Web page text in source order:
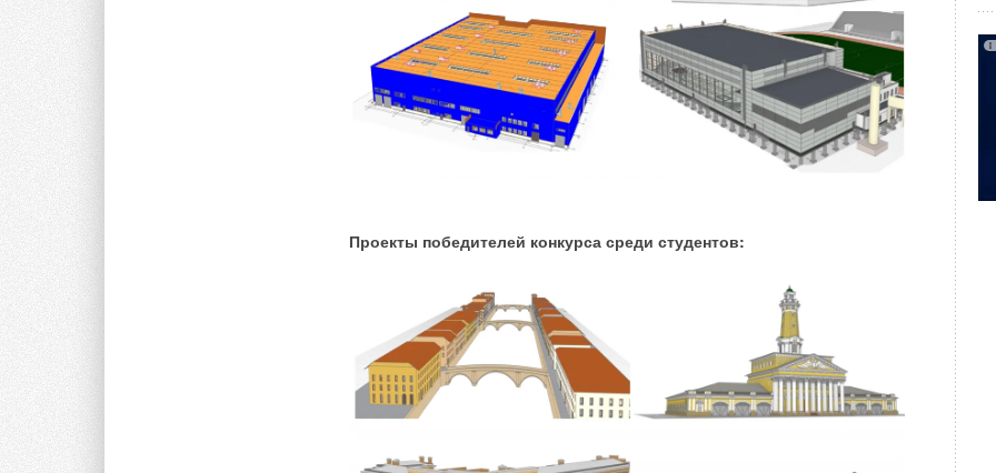
Проекты победителей конкурса среди студентов:
Все гонки транслируются на платформе RDS TV, а федеральные
соревнования освещаются еще и на каналах «Матч», «Матч! Страна»
и «Матч! Планета»